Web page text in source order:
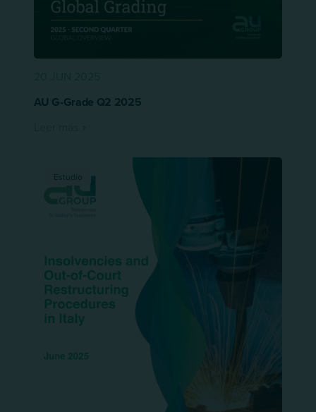
AU G-Grade Q2 2025
Estudio